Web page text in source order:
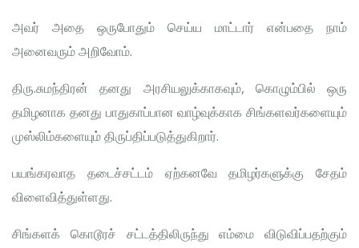
அவர் அதை ஒருபோதும் செய்ய மாட்டார் என்பதை நாம்
அனைவரும் அறிவோம்.
திரு.சுமந்திரன் தனது அரசியலுக்காகவும், கொழும்பில் ஒரு
தமிழனாக தனது பாதுகாப்பான வாழ்வுக்காக சிங்களவர்களையும்
முஸ்லிம்களையும் திருப்திப்படுத்துகிறார்.
பயங்கரவாத தடைச்சட்டம் ஏற்கனவே தமிழர்களுக்கு சேதம்
விளைவித்துள்ளது.
சிங்களக் கொடூரச் சட்டத்திலிருந்து எம்மை விடுவிப்பதற்கும்